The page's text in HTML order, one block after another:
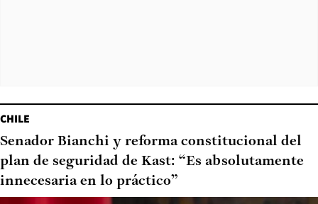
CHILE
Senador Bianchi y reforma constitucional del
plan de seguridad de Kast: “Es absolutamente
innecesaria en lo práctico”